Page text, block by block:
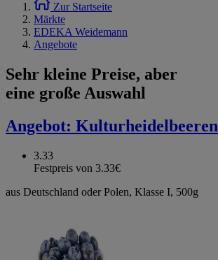
Zur Startseite
Märkte
EDEKA Weidemann
Angebote
Sehr kleine Preise, aber
eine große Auswahl
Angebot: Kulturheidelbeeren
3.33
Festpreis von 3.33€
aus Deutschland oder Polen, Klasse I, 500g